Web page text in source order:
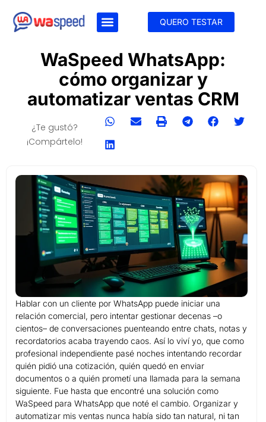
QUERO TESTAR
WaSpeed WhatsApp:
cómo organizar y
automatizar ventas CRM
¿Te gustó?
¡Compártelo!
Hablar con un cliente por WhatsApp puede iniciar una
relación comercial, pero intentar gestionar decenas –o
cientos– de conversaciones puenteando entre chats, notas y
recordatorios acaba trayendo caos. Así lo viví yo, que como
profesional independiente pasé noches intentando recordar
quién pidió una cotización, quién quedó en enviar
documentos o a quién prometí una llamada para la semana
siguiente. Fue hasta que encontré una solución como
WaSpeed para WhatsApp que noté el cambio. Organizar y
automatizar mis ventas nunca había sido tan natural, ni tan